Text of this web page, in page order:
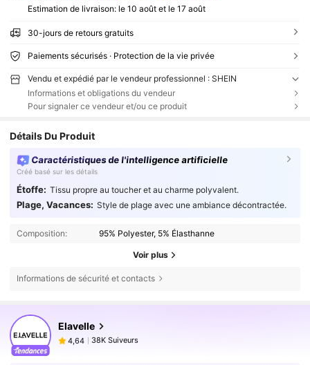
Estimation de livraison: le 10 août et le 17 août
30-jours de retours gratuits
Paiements sécurisés · Protection de la vie privée
Vendu et expédié par le vendeur professionnel : SHEIN
Informations et obligations du vendeur
Pour signaler ce vendeur et/ou ce produit
Détails Du Produit
Caractéristiques de l'intelligence artificielle
Créé basé sur les détails
Étoffe: Tissu propre au toucher et au charme polyvalent.
Plage, Vacances: Style de plage avec une ambiance décontractée.
Composition: 95% Polyester, 5% Élasthanne
Voir plus
Informations de sécurité et contacts
Elavelle
4,64
38K Suiveurs
j***n est en train de naviguer